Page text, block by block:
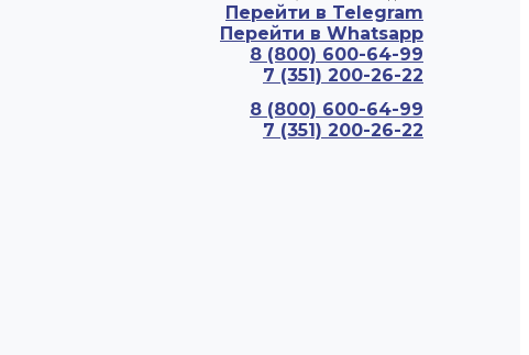
8 (800) 600-64-99
7 (351) 200-26-22
Перейти в Telegram
Перейти в Whatsapp
8 (800) 600-64-99
7 (351) 200-26-22